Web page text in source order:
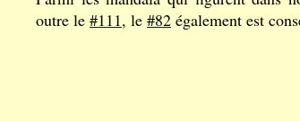
outre le #111, le #82 également est